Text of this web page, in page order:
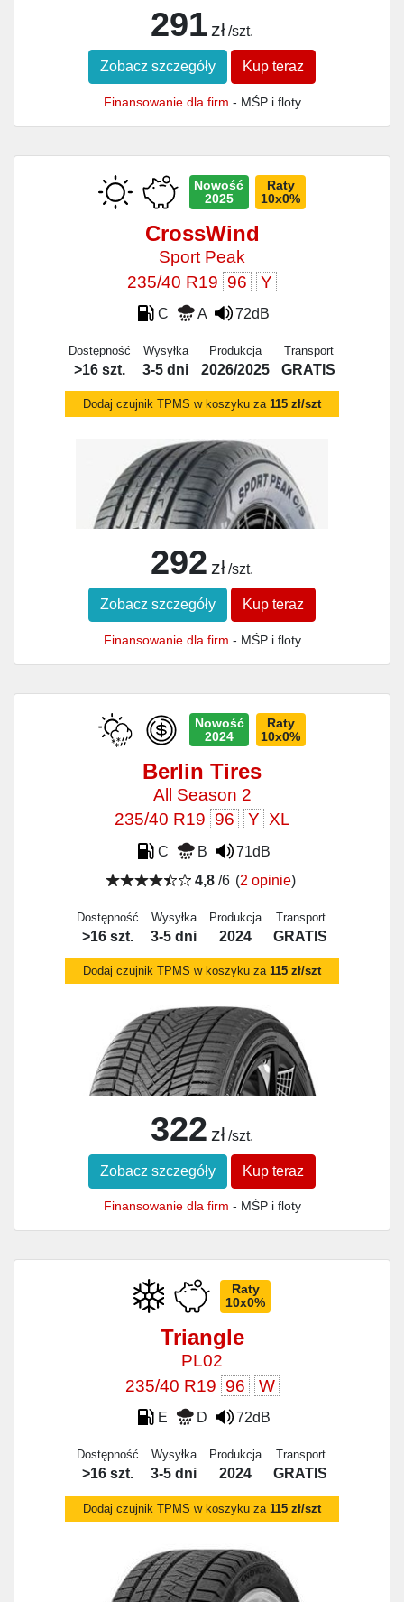
291 zł /szt.
Zobacz szczegóły Kup teraz
Finansowanie dla firm - MŚP i floty
Nowość
2025
Raty
10x0%
CrossWind
Sport Peak
235/40 R19 96 Y
C A 72dB
Dostępność
>16 szt.
Wysyłka
3-5 dni
Produkcja
2026/2025
Transport
GRATIS
Dodaj czujnik TPMS w koszyku za 115 zł/szt
292 zł /szt.
Zobacz szczegóły Kup teraz
Finansowanie dla firm - MŚP i floty
Nowość
2024
Raty
10x0%
Berlin Tires
All Season 2
235/40 R19 96 Y XL
C B
71dB
4,8/6 (2 opinie)
Dostępność
>16 szt.
Wysyłka
3-5 dni
Produkcja
2024
Transport
GRATIS
Dodaj czujnik TPMS w koszyku za 115 zł/szt
322 zł /szt.
Zobacz szczegóły Kup teraz
Finansowanie dla firm - MŚP i floty
Raty
10x0%
Triangle
PL02
235/40 R19 96 W
E D 72dB
Dostępność
>16 szt.
Wysyłka
3-5 dni
Produkcja
2024
Transport
GRATIS
Dodaj czujnik TPMS w koszyku za 115 zł/szt